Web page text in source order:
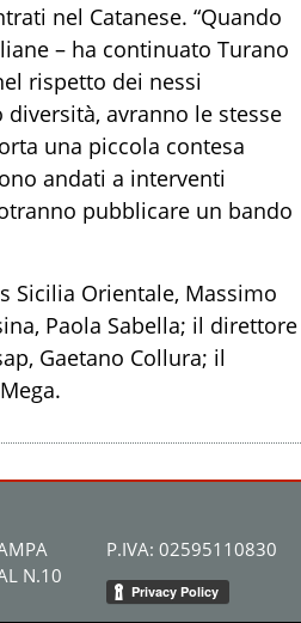
nel Catanese. “Quando
– ha continuato Turano
rispetto dei nessi
avranno le stesse
una piccola contesa
andati a interventi
pubblicare un bando
Sicilia Orientale, Massimo
Paola Sabella; il direttore
Gaetano Collura; il
N.10
P.IVA: 02595110830